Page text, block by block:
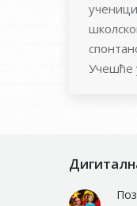
Учешће